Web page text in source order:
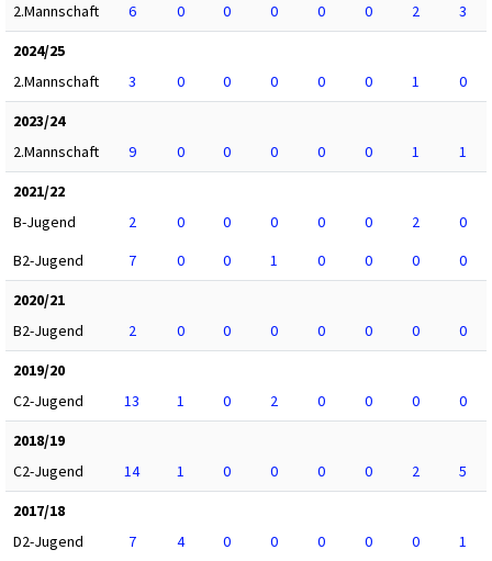
2.Mannschaft
6 0 0 0 0 0 2
3
2024/25
2.Mannschaft
3 0 0 0 0 0 1
0
2023/24
2.Mannschaft
9 0 0 0 0 0 1
1
2021/22
B-Jugend
2 0 0 0 0 0 2
0
B2-Jugend
7 0 0 1 0 0 0
0
2020/21
B2-Jugend
2 0 0 0 0 0 0
0
2019/20
C2-Jugend
13 1 0 2 0 0 0
0
2018/19
C2-Jugend
14 1 0 0 0 0 2
5
2017/18
D2-Jugend
7 4 0 0 0 0 0 1